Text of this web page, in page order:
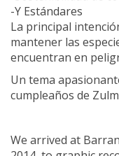
-Y Estándares
La principal
mantener las
encuentran en
Un tema
cumpleaños de
We arrived at